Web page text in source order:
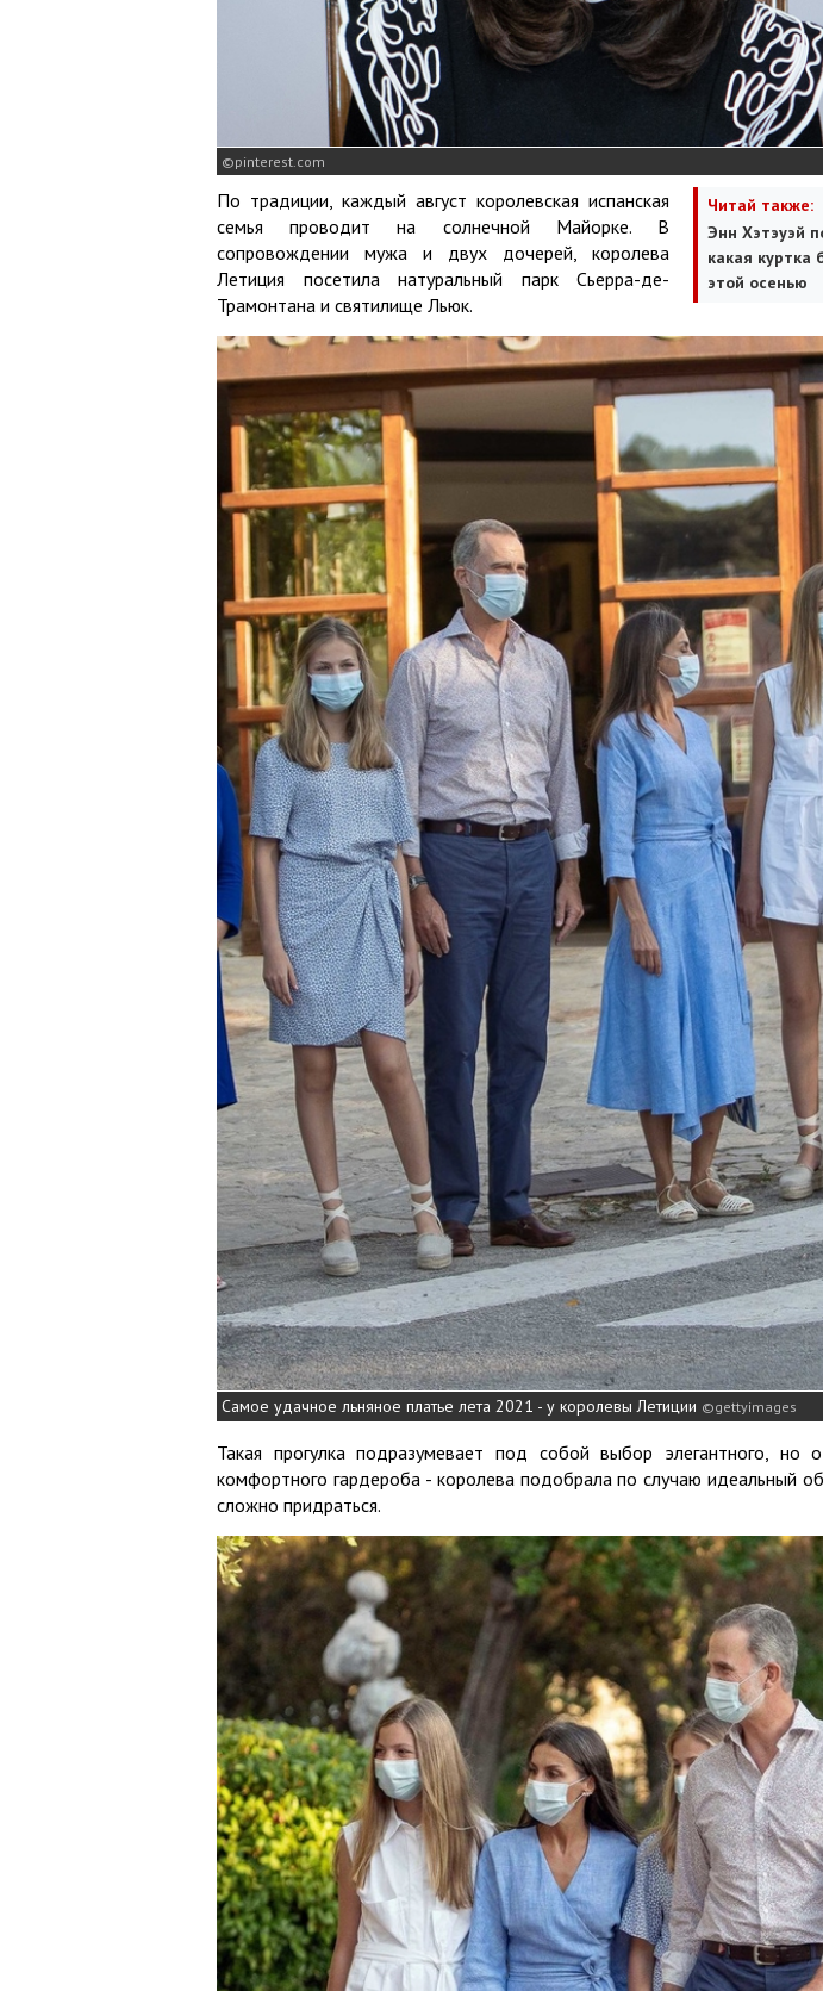
pinterest.com
Читай также:
Энн Хэтэуэй
какая куртка
этой осенью
По традиции, каждый август королевская испанская
семья проводит на солнечной Майорке. В
сопровождении мужа и двух дочерей, королева
Летиция посетила натуральный парк Сьерра-де-
Трамонтана и святилище Льюк.
Самое удачное льняное платье лета 2021 - у королевы Летиции gettyimages
Такая прогулка подразумевает под собой выбор элегантного, но
комфортного гардероба - королева подобрала по случаю идеальный
сложно придраться.